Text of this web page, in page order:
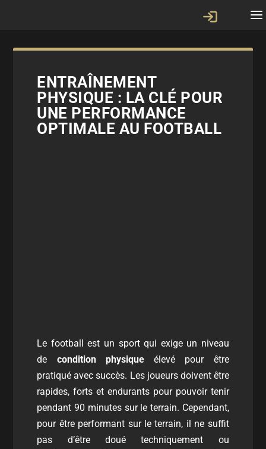
ENTRAÎNEMENT
PHYSIQUE : LA CLÉ POUR
UNE PERFORMANCE
OPTIMALE AU FOOTBALL
Le football est un sport qui exige un niveau
de condition physiqueélevé pour être
pratiqué avec succès. Les joueurs doivent être
rapides, forts et endurants pour pouvoir tenir
pendant 90 minutes sur le terrain. Cependant,
pour être performant sur le terrain, il ne suffit
pas d’être doué techniquement ou